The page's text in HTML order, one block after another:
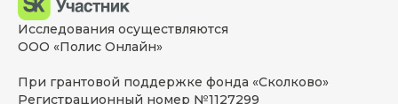
Исследования осуществляются
ООО «Полис Онлайн»
При грантовой поддержке фонда «Сколково»
Регистрационный номер №1127299